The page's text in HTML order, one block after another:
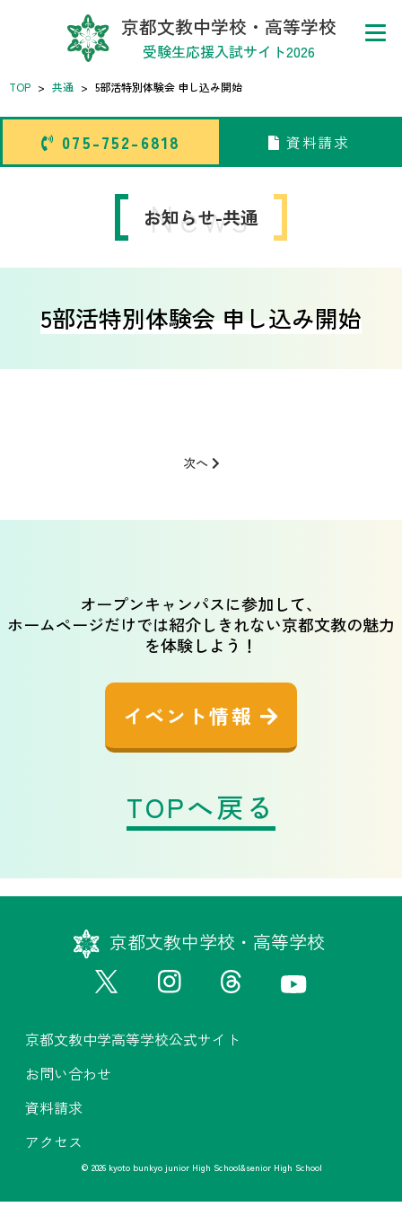
075-752-6818 資料請求
トップページ
京都文教中学校・高等学校
受験生応援入試サイト2026
075-752-6818 資料請求
TOP > 共通 > 5部活特別体験会 申し込み開始
News
お知らせ-共通
5部活特別体験会 申し込み開始
事
ン
ク
次へ
オープンキャンパスに参加して、
ホームページだけでは紹介しきれない京都文教の魅力
を体験しよう！
イベント情報
TOPへ戻る
京都文教中学校・高等学校
京都文教中学高等学校公式サイト
お問い合わせ
資料請求
アクセス
© 2026 kyoto bunkyo junior High School&senior High School